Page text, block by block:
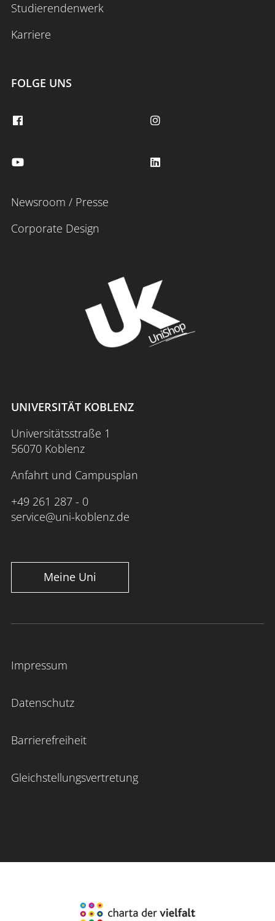
Studierendenwerk
Karriere
FOLGE UNS
Newsroom / Presse
Corporate Design
UNIVERSITÄT KOBLENZ
Universitätsstraße 1
56070 Koblenz
Anfahrt und Campusplan
+49 261 287 - 0
service@uni-koblenz.de
Meine Uni
Impressum
Datenschutz
Barrierefreiheit
Gleichstellungsvertretung